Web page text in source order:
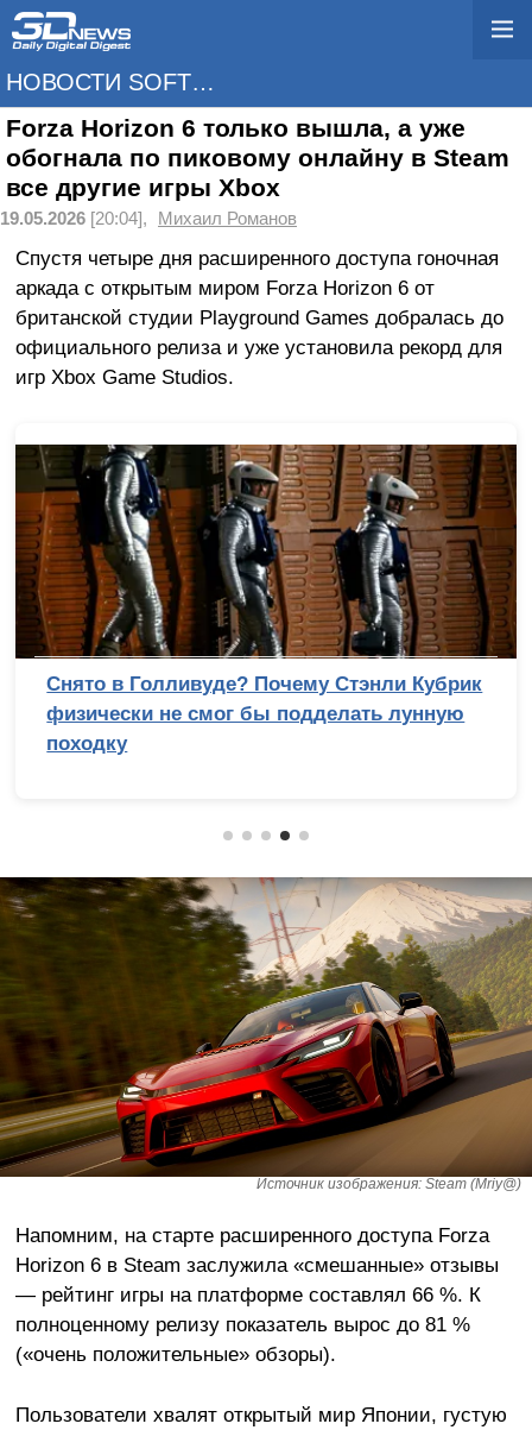
НОВОСТИ SOFTWARE
Forza Horizon 6 только вышла, а уже
обогнала по пиковому онлайну в Steam
все другие игры Xbox
19.05.2026 [20:04], Михаил Романов
Спустя четыре дня расширенного доступа гоночная
аркада с открытым миром Forza Horizon 6 от
британской студии Playground Games добралась до
официального релиза и уже установила рекорд для
игр Xbox Game Studios.
Снято в Голливуде? Почему Стэнли Кубрик
физически не смог бы подделать лунную
походку
Источник изображения: Steam (Mriy@)
Напомним, на старте расширенного доступа Forza
Horizon 6 в Steam заслужила «смешанные» отзывы
— рейтинг игры на платформе составлял 66 %. К
полноценному релизу показатель вырос до 81 %
(«очень положительные» обзоры).
Пользователи хвалят открытый мир Японии, густую